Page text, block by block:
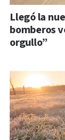
Llegó la
bomberos
orgullo”